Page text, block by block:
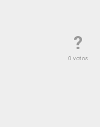
?
0 votos